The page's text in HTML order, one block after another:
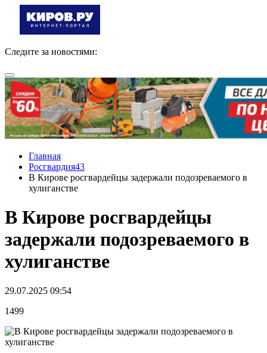
Следите за новостями:
Главная
Росгвардия43
В Кирове росгвардейцы задержали подозреваемого в
хулиганстве
В Кирове росгвардейцы
задержали подозреваемого в
хулиганстве
29.07.2025 09:54
1499